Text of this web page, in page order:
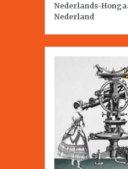
Nederlands-
Nederland